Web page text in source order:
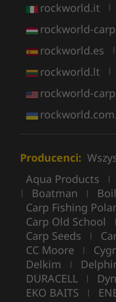
rockworld.it |
rockworld-
rockworld.es |
rockworld.lt |
rockworld-
Producenci:
Aqua Products |
| Boatman |
Carp Fishing
Carp Old School |
Carp Seeds |
CC Moore |
Delkim |
DURACELL |
EKO BAITS |